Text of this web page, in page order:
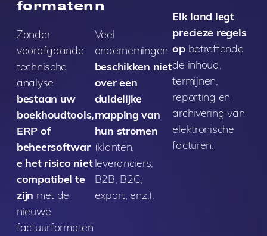
formaten
Zonder
voorafgaande
technische
analyse
bestaan uw
boekhoudtools,
ERP of
beheersoftwar
e het risico niet
compatibel te
zijn met de
nieuwe
factuurformaten
n
Veel
ondernemingen
beschikken niet
over een
duidelijke
mapping van
hun stromen
(klanten,
leveranciers,
B2B, B2C,
export, enz.).
Elk land legt
precieze regels
opbetreffende
de inhoud,
termijnen,
reporting en
archivering van
elektronische
facturen.